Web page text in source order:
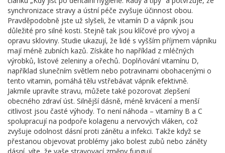
synchronizace stravy a ústní péče zvyšuje účinnost obou.
Pravděpodobně jste už slyšeli, že vitamín D a vápník jsou
důležité pro silné kosti. Stejně tak jsou klíčové pro vývoj a
opravu skloviny. Studie ukazují, že lidé s vyšším příjmem vápníku
mají méně zubních kazů. Získáte ho například z mléčných
výrobků, listové zeleniny a ořechů. Doplňování vitamínu D,
například slunečním světlem nebo potravinami obohacenými o
tento vitamin, pomáhá tělu vstřebávat vápník efektivně.
Jakmile upravíte stravu, můžete také pozorovat zlepšení
obecného zdraví úst. Silnější dásně, méně krvácení a menší
citlivost jsou časté výhody. To není náhoda – vitamíny B a C
spolupracují na podpoře kolagenu a nervových vláken, což
zvyšuje odolnost dásní proti zánětu a infekci. Takže když se
přestanou objevovat problémy jako bolest zubů nebo záněty